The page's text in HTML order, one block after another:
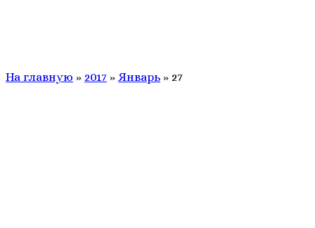
На главную » 2017 » Январь » 27